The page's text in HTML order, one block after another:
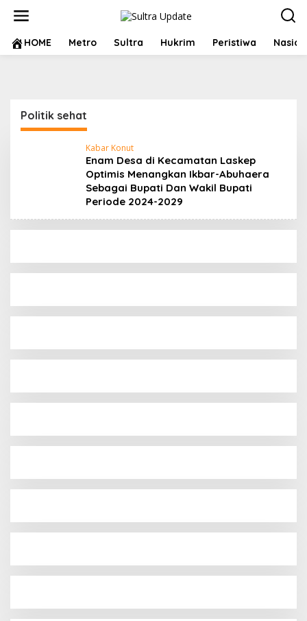
HOME Metro Sultra Hukrim Peristiwa
Politik sehat
Kabar Konut
Enam Desa di Kecamatan Laskep
Optimis Menangkan Ikbar-Abuhaera
Sebagai Bupati Dan Wakil Bupati
Periode 2024-2029